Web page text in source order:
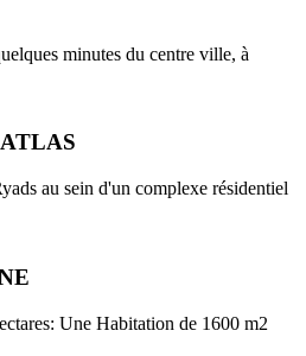
minutes du centre ville, à
au sein d'un complexe résidentiel
Une Habitation de 1600 m2